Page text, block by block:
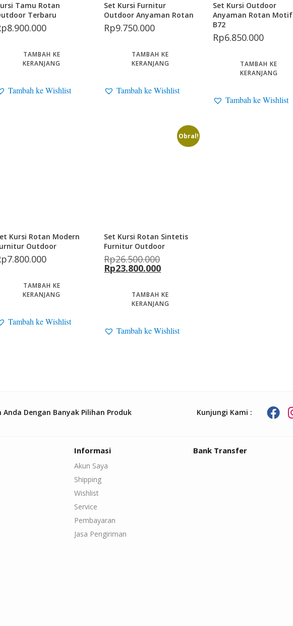
Tamu Rotan
Terbaru
8.900.000
TAMBAH KE
KERANJANG
Tambah ke Wishlist
Set Kursi Furnitur
Outdoor Anyaman Rotan
Rp9.750.000
TAMBAH KE
KERANJANG
Tambah ke Wishlist
Set Kursi Outdoor
Anyaman Rotan Motif
B72
Rp6.850.000
TAMBAH KE
KERANJANG
Tambah ke Wishlist
Kursi Rotan Modern
Outdoor
7.800.000
TAMBAH KE
KERANJANG
Tambah ke Wishlist
Obral!
Set Kursi Rotan Sintetis
Furnitur Outdoor
Rp26.500.000
Rp23.800.000
TAMBAH KE
KERANJANG
Tambah ke Wishlist
Dengan Banyak Pilihan Produk Kunjungi Kami :
Informasi
Akun Saya
Shipping
Wishlist
Service
Pembayaran
Jasa Pengiriman
Bank Transfer